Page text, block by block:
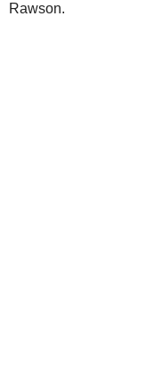
Rawson.